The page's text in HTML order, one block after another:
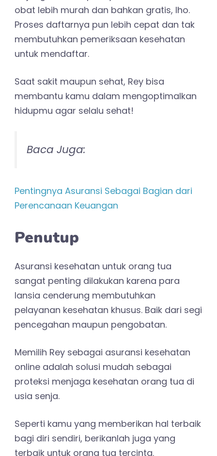
obat lebih murah dan bahkan gratis, lho.
Proses daftarnya pun lebih cepat dan tak
membutuhkan pemeriksaan kesehatan
untuk mendaftar.
Saat sakit maupun sehat, Rey bisa
membantu kamu dalam mengoptimalkan
hidupmu agar selalu sehat!
Baca Juga:
Pentingnya Asuransi Sebagai Bagian dari
Perencanaan Keuangan
Penutup
Asuransi kesehatan untuk orang tua
sangat penting dilakukan karena para
lansia cenderung membutuhkan
pelayanan kesehatan khusus. Baik dari segi
pencegahan maupun pengobatan.
Memilih Rey sebagai asuransi kesehatan
online adalah solusi mudah sebagai
proteksi menjaga kesehatan orang tua di
usia senja.
Seperti kamu yang memberikan hal terbaik
bagi diri sendiri, berikanlah juga yang
terbaik untuk orang tua tercinta.